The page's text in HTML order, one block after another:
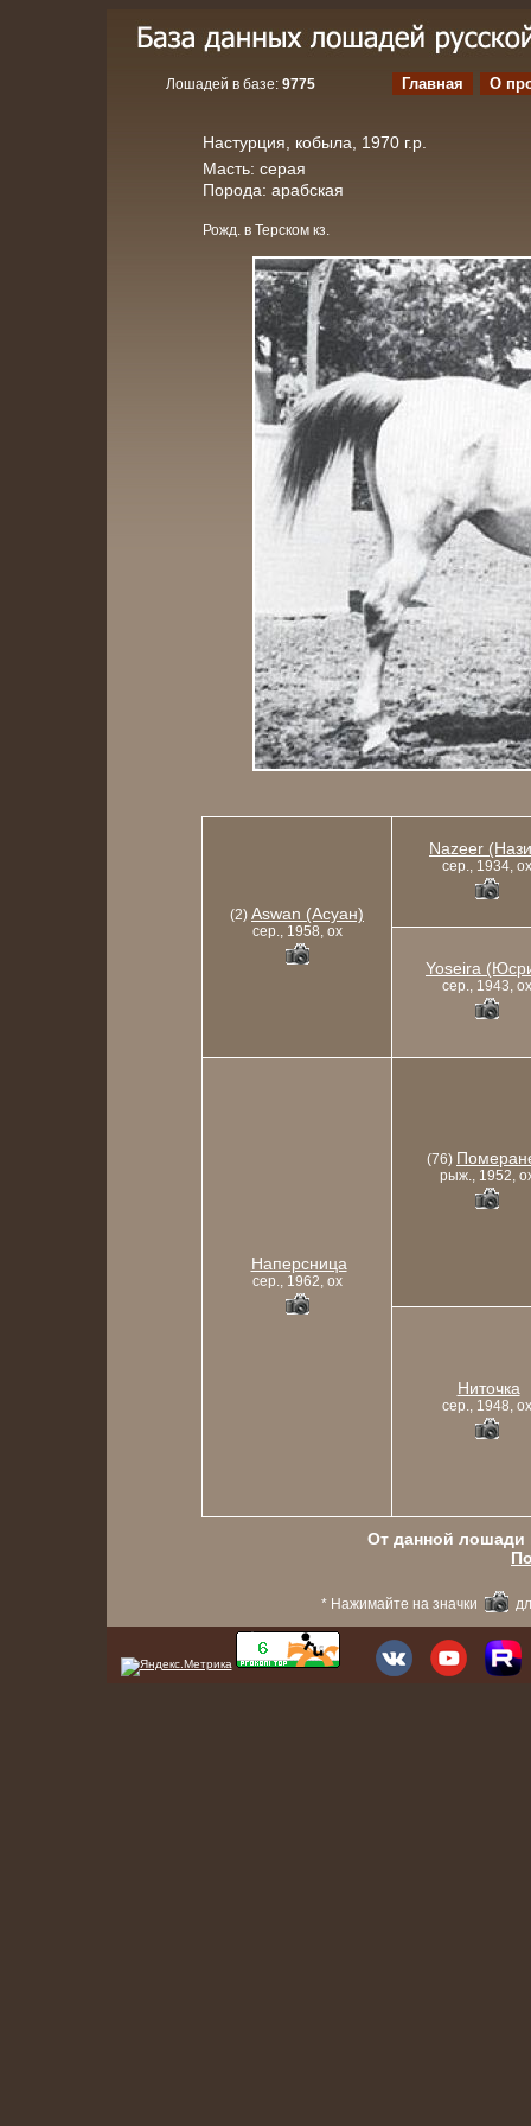
Лошадей в базе: 9775 Главная О
Настурция, кобыла, 1970 г.р.
Масть: серая
Порода: арабская
Рожд. в Терском кз.
(2) Aswan (Асуан)
сер., 1958, ox
Nazeer
сер., 1934, ox
Yoseira
сер., 1943, ox
Наперсница
сер., 1962, ox
(76)
рыж., 1952,
Ниточка
сер., 1948, ox
От данной лошади
* Нажимайте на значки